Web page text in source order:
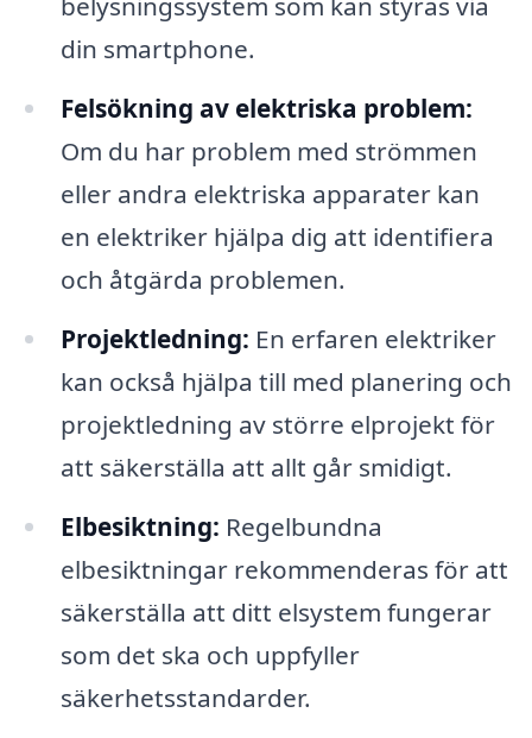
din smartphone.
Felsökning av elektriska problem:
Om du har problem med strömmen
eller andra elektriska apparater kan
en elektriker hjälpa dig att identifiera
och åtgärda problemen.
Projektledning: En erfaren elektriker
kan också hjälpa till med planering och
projektledning av större elprojekt för
att säkerställa att allt går smidigt.
Elbesiktning: Regelbundna
elbesiktningar rekommenderas för att
säkerställa att ditt elsystem fungerar
som det ska och uppfyller
säkerhetsstandarder.